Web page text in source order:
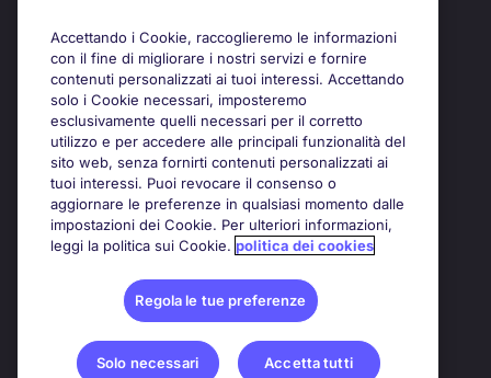
Accettando i Cookie, raccoglieremo le informazioni
con il fine di migliorare i nostri servizi e fornire
contenuti personalizzati ai tuoi interessi. Accettando
solo i Cookie necessari, imposteremo
esclusivamente quelli necessari per il corretto
utilizzo e per accedere alle principali funzionalità del
sito web, senza fornirti contenuti personalizzati ai
tuoi interessi. Puoi revocare il consenso o
aggiornare le preferenze in qualsiasi momento dalle
impostazioni dei Cookie. Per ulteriori informazioni,
leggi la politica sui Cookie. politica dei cookies
Regola le tue preferenze
Solo necessari Accetta tutti